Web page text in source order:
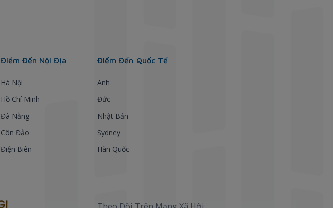
Điểm Đến Nội Địa
Hà Nội
Hồ Chí Minh
Đà Nẵng
Côn Đảo
Điện Biên
Điểm Đến Quốc Tế
Anh
Đức
Nhật Bản
Sydney
Hàn Quốc